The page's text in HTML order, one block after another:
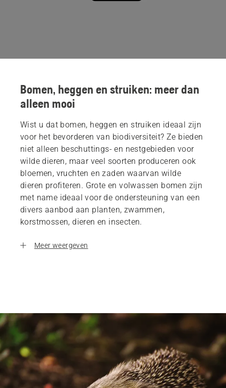
Bomen, heggen en struiken: meer dan
alleen mooi
Wist u dat bomen, heggen en struiken ideaal zijn
voor het bevorderen van biodiversiteit? Ze bieden
niet alleen beschuttings- en nestgebieden voor
wilde dieren, maar veel soorten produceren ook
bloemen, vruchten en zaden waarvan wilde
dieren profiteren. Grote en volwassen bomen zijn
met name ideaal voor de ondersteuning van een
divers aanbod aan planten, zwammen,
korstmossen, dieren en insecten.
Meer weergeven